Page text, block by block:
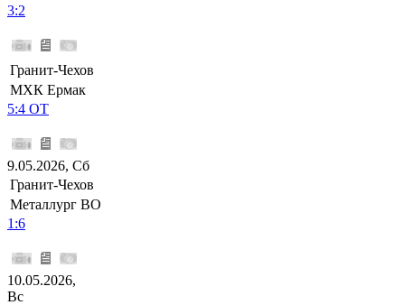
3:2
Гранит-Чехов
МХК Ермак
5:4 ОТ
9.05.2026, Сб
Гранит-Чехов
Металлург ВО
1:6
10.05.2026,
Вс